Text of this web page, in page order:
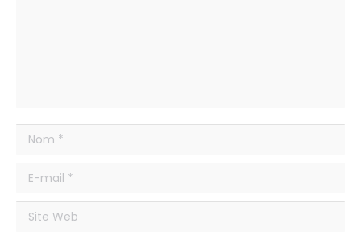
Nom *
E-mail *
Site Web